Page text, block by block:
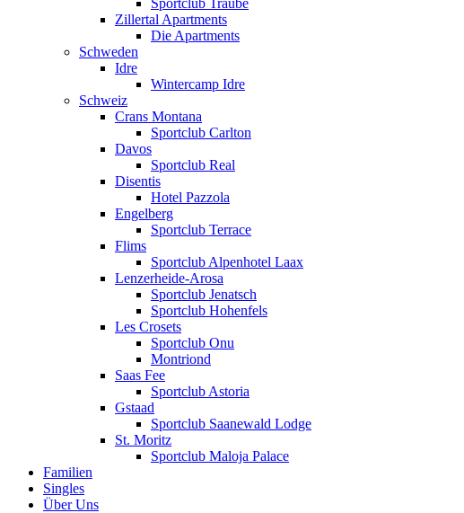
Sportclub Traube
Zillertal Apartments
Die Apartments
Schweden
Idre
Wintercamp Idre
Schweiz
Crans Montana
Sportclub Carlton
Davos
Sportclub Real
Disentis
Hotel Pazzola
Engelberg
Sportclub Terrace
Flims
Sportclub Alpenhotel Laax
Lenzerheide-Arosa
Sportclub Jenatsch
Sportclub Hohenfels
Les Crosets
Sportclub Onu
Montriond
Saas Fee
Sportclub Astoria
Gstaad
Sportclub Saanewald Lodge
St. Moritz
Sportclub Maloja Palace
Familien
Singles
Über Uns